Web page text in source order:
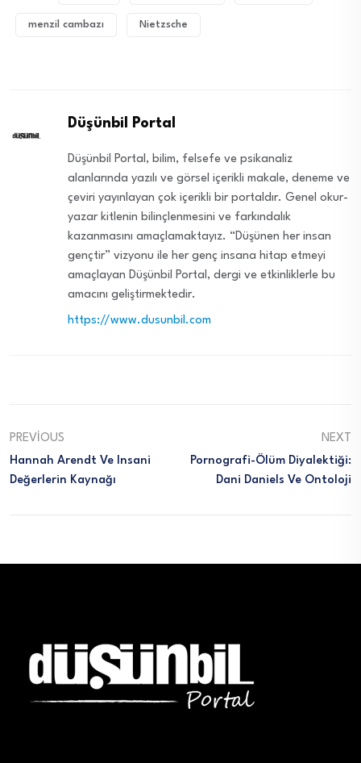
menzil cambazı Nietzsche
Düşünbil Portal
Düşünbil Portal, bilim, felsefe ve psikanaliz
alanlarında yazılı ve görsel içerikli makale, deneme ve
çeviri yayınlayan çok içerikli bir portaldır. Genel okur-
yazar kitlenin bilinçlenmesini ve farkındalık
kazanmasını amaçlamaktayız. “Düşünen her insan
gençtir” vizyonu ile her genç insana hitap etmeyi
amaçlayan Düşünbil Portal, dergi ve etkinliklerle bu
amacını geliştirmektedir.
https://www.dusunbil.com
PREVIOUS
Hannah Arendt Ve Insani
Değerlerin Kaynağı
NEXT
Pornografi-Ölüm Diyalektiği:
Dani Daniels Ve Ontoloji